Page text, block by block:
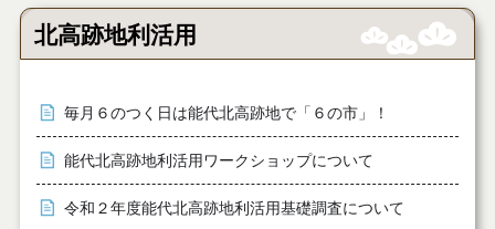
北高跡地利活用
毎月６のつく日は能代北高跡地で「６の市」！
能代北高跡地利活用ワークショップについて
令和２年度能代北高跡地利活用基礎調査について